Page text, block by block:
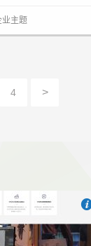
业主题
4 >